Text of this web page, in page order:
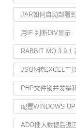
JAR如何自动部署
用IF 判断DIV显示
RABBIT MQ 3.9.1
JSON转EXCEL工
PHP文件锁并发量
配置WINDOWS
ADO插入数据后返